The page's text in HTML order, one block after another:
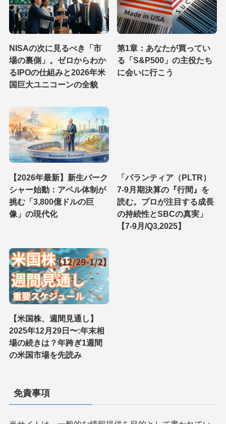
NISAの次に見るべき「市
場の裏側」。ゼロからわか
るIPOの仕組みと2026年米
国巨大ユニコーンの全貌
第1章：あなたが買ってい
る「S&P500」の主役たち
に会いに行こう
【2026年最新】新生バーク
シャー始動：アベル体制が
挑む「3,800億ドルの巨
像」の現代化
「パランティア（PLTR）
7-9月期決算の『行間』を
読む。プロが注目する成長
の持続性とSBCの真実」
【7-9月/Q3,2025】
【米国株、週間見通し】
2025年12月29日〜:年末相
場の続きは？年跨ぎ1週間
の米国市場を先読み
免責事項